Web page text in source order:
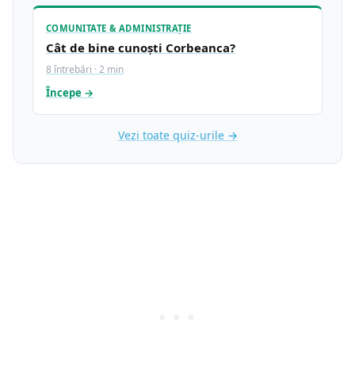
COMUNITATE & ADMINISTRAȚIE
Cât de bine cunoști Corbeanca?
8 întrebări · 2 min
Începe →
Vezi toate quiz-urile →